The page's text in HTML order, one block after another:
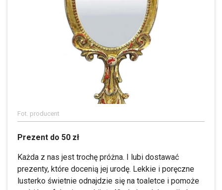
Fot. producent
Prezent do 50 zł
Każda z nas jest trochę próżna. I lubi dostawać
prezenty, które docenią jej urodę. Lekkie i poręczne
lusterko świetnie odnajdzie się na toaletce i pomoże